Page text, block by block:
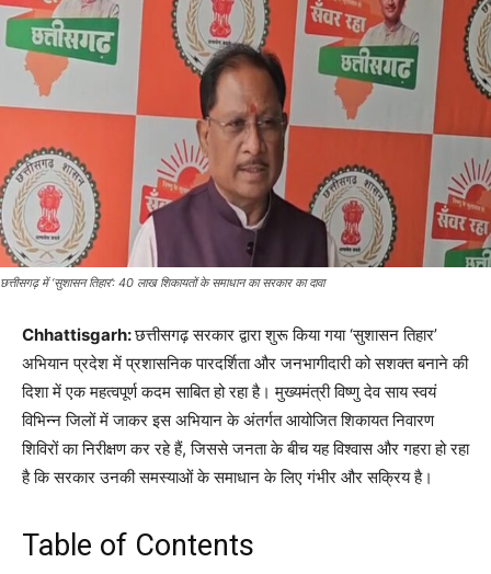
छत्तीसगढ़ में ‘सुशासन तिहार’: 40 लाख शिकायतों के समाधान का सरकार का दावा
Chhattisgarh:छत्तीसगढ़ सरकार द्वारा शुरू किया गया ‘सुशासन तिहार’
अभियान प्रदेश में प्रशासनिक पारदर्शिता और जनभागीदारी को सशक्त बनाने की
दिशा में एक महत्वपूर्ण कदम साबित हो रहा है। मुख्यमंत्री विष्णु देव साय स्वयं
विभिन्न जिलों में जाकर इस अभियान के अंतर्गत आयोजित शिकायत निवारण
शिविरों का निरीक्षण कर रहे हैं, जिससे जनता के बीच यह विश्वास और गहरा हो रहा
है कि सरकार उनकी समस्याओं के समाधान के लिए गंभीर और सक्रिय है।
Table of Contents